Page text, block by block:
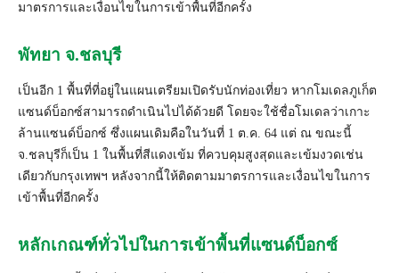
มาตรการและเงื่อนไขในการเข้าพื้นที่อีกครั้ง
พัทยา จ.ชลบุรี
เป็นอีก 1 พื้นที่ที่อยู่ในแผนเตรียมเปิดรับนักท่องเที่ยว หากโมเดลภูเก็ต
แซนด์บ็อกซ์สามารถดำเนินไปได้ด้วยดี โดยจะใช้ชื่อโมเดลว่าเกาะ
ล้านแซนด์บ็อกซ์ ซึ่งแผนเดิมคือในวันที่ 1 ต.ค. 64 แต่ ณ ขณะนี้
จ.ชลบุรีก็เป็น 1 ในพื้นที่สีแดงเข้ม ที่ควบคุมสูงสุดและเข้มงวดเช่น
เดียวกับกรุงเทพฯ หลังจากนี้ให้ติดตามมาตรการและเงื่อนไขในการ
เข้าพื้นที่อีกครั้ง
หลักเกณฑ์ทั่วไปในการเข้าพื้นที่แซนด์บ็อกซ์